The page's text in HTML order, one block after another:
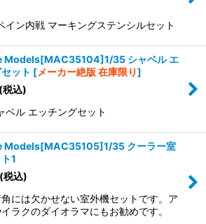
イン内戦 マーキングステンシルセット
Models[MAC35104]1/35 シャベル エ
ット [メーカー絶版 在庫限り]
(税込)
ベル エッチングセット
Models[MAC35105]1/35 クーラー室
1
(税込)
には欠かせない室外機セットです。ア
ラクのダイオラマにもお勧めです。